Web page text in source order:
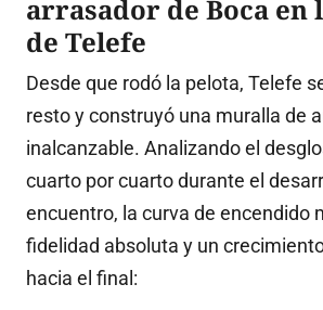
arrasador de Boca en
de Telefe
Desde que rodó la pelota, Telefe
resto y construyó una muralla de
inalcanzable. Analizando el
cuarto por cuarto durante el
encuentro, la curva de encendido
fidelidad absoluta y un
hacia el final: